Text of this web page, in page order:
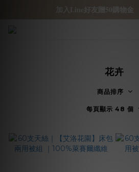
花卉
商品排序
每頁顯示 48 個
加入Line好友贈50購物金